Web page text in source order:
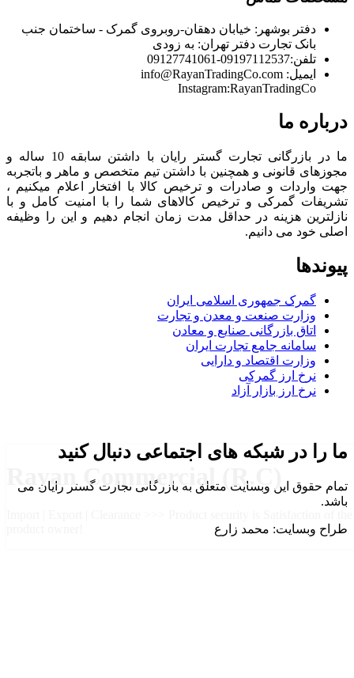
Rayan Commercial (R.C)
دفتر بوشهر: خیابان دهقان-روبروی گمرک - ساختمان جنب
بانک تجارت دفتر تهران: به زودی
تلفن:09197112537-09127741061
ایمیل: info@RayanTradingCo.com
Instagram:RayanTradingCo
درباره ما
ما در بازرگانی تجارت گستر رایان با داشتن سابقه 10 ساله و
مجوزهای قانونی و همچنین با داشتن تیم متخصص و ماهر و باتجربه
جهت واردات و صادرات و ترخیص کالا با افتخار اعلام میکنیم ،
تشریفات گمرکی و ترخیص کالاهای شما را با امنیت کامل و با
نازلترین هزینه در حداقل مدت زمان انجام دهیم و این را وظیفه
اصلی خود می دانیم.
پیوندها
گمرک جمهوری اسلامی ایران
وزارت صنعت و معدن و تجارت
اتاق بازرگانی صنایع و معادن
سامانه جامع تجارت ایران
وزارت اقتصاد و دارایی
نرخ ارز گمرکی
نرخ ارز بازار آزاد
ما را در شبکه های اجتماعی دنبال کنید
تمام حقوق این وبسایت متعلق به بازرگانی تجارت گستر رایان می
باشد.
طراح وبسایت: محمد زارع